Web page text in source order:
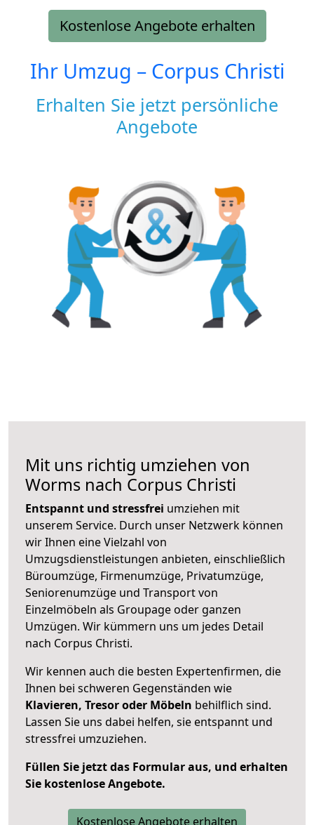
Kostenlose Angebote erhalten
Ihr Umzug – Corpus Christi
Erhalten Sie jetzt persönliche
Angebote
Mit uns richtig umziehen von
Worms nach Corpus Christi
Entspannt und stressfrei umziehen mit
unserem Service. Durch unser Netzwerk können
wir Ihnen eine Vielzahl von
Umzugsdienstleistungen anbieten, einschließlich
Büroumzüge, Firmenumzüge, Privatumzüge,
Seniorenumzüge und Transport von
Einzelmöbeln als Groupage oder ganzen
Umzügen. Wir kümmern uns um jedes Detail
nach Corpus Christi.
Wir kennen auch die besten Expertenfirmen, die
Ihnen bei schweren Gegenständen wie
Klavieren, Tresor oder Möbeln behilflich sind.
Lassen Sie uns dabei helfen, sie entspannt und
stressfrei umzuziehen.
Füllen Sie jetzt das Formular aus, und erhalten
Sie kostenlose Angebote.
Kostenlose Angebote erhalten